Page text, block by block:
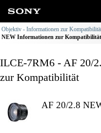
Objektiv - Informationen zur
NEW Informationen zur Kompatibilität
ILCE-7RM6 - AF 20/
zur Kompatibilität
AF 20/2.8